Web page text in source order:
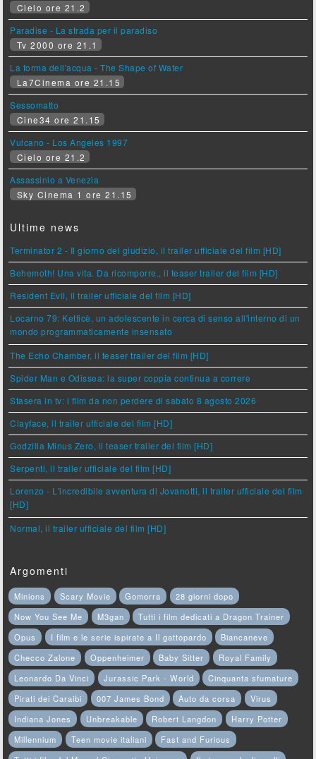
Cielo ore 21.2
Paradise - La strada per il paradiso
Tv 2000 ore 21.1
La forma dell'acqua - The Shape of Water
La7Cinema ore 21.15
Sessomatto
Cine34 ore 21.15
Vulcano - Los Angeles 1997
Cielo ore 21.2
Assassinio a Venezia
Sky Cinema 1 ore 21.15
Ultime news
Terminator 2 - Il giorno del giudizio, il trailer ufficiale del film [HD]
Behemoth! Una vita. Da ricomporre., il teaser trailer del film [HD]
Resident Evil, il trailer ufficiale del film [HD]
Locarno 79: Ketticè, un adolescente in cerca di senso all'interno di un
mondo programmaticamente insensato
The Echo Chamber, il teaser trailer del film [HD]
Spider Man e Odissea: la super coppia continua a correre
Stasera in tv: i film da non perdere di sabato 8 agosto 2026
Clayface, il trailer ufficiale del film [HD]
Godzilla Minus Zero, il teaser trailer del film [HD]
Serpenti, il trailer ufficiale del film [HD]
Lorenzo - L'incredibile avventura di Jovanotti, il trailer ufficiale del film
[HD]
Normal, il trailer ufficiale del film [HD]
Argomenti
Minions Scary Movie Gomorra
28 giorni dopo
Now You See Me
M3gan
Tutti i film dedicati a Dragon Trainer
Opus
I film e le serie ispirate a Il gattopardo
Biancaneve
Checco Zalone
Oppenheimer Baby Sitter
Royal Family
Leonardo Da Vinci
Jurassic Park - World
Cinquanta sfumature
Pirati dei Caraibi
007 James Bond Auto da corsa
Virus
Indiana Jones
Unbreakable Robert Langdon
Harry Potter
Millennium
Teen movie italiani
Fast and Furious